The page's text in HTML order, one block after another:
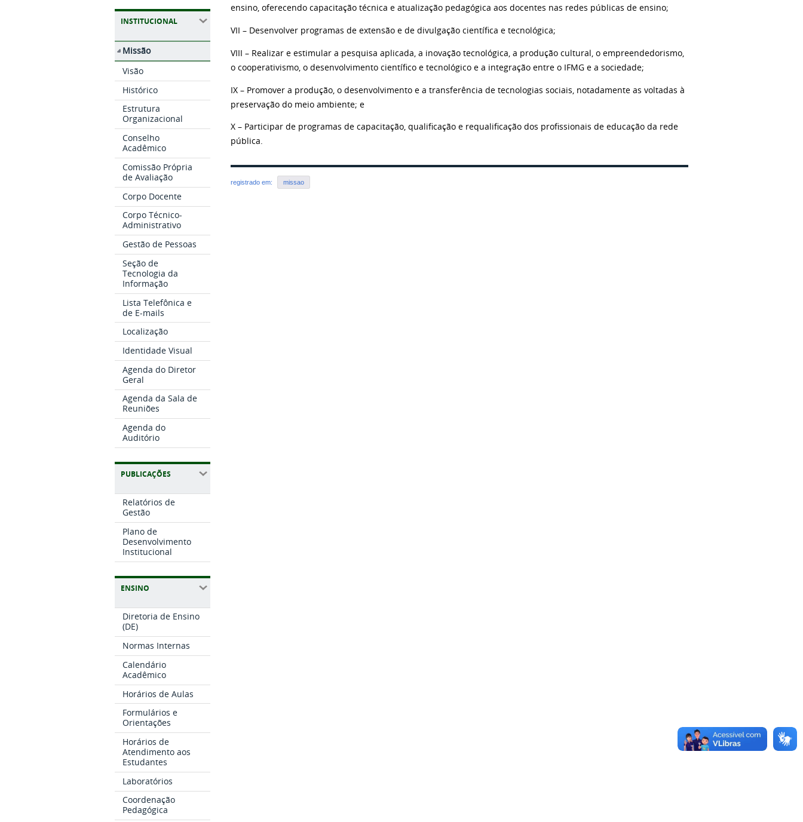
INSTITUCIONAL
Missão
Visão
Histórico
Estrutura
Organizacional
Conselho
Acadêmico
Comissão Própria
de Avaliação
Corpo Docente
Corpo Técnico-
Administrativo
Gestão de Pessoas
Seção de
Tecnologia da
Informação
Lista Telefônica e
de E-mails
Localização
Identidade Visual
Agenda do Diretor
Geral
Agenda da Sala de
Reuniões
Agenda do
Auditório
PUBLICAÇÕES
Relatórios de
Gestão
Plano de
Desenvolvimento
Institucional
ENSINO
Diretoria de Ensino
(DE)
Normas Internas
Calendário
Acadêmico
Horários de Aulas
Formulários e
Orientações
Horários de
Atendimento aos
Estudantes
Laboratórios
Coordenação
Pedagógica
ensino, oferecendo capacitação técnica e atualização pedagógica aos docentes nas redes públicas de ensino;
VII – Desenvolver programas de extensão e de divulgação científica e tecnológica;
VIII – Realizar e estimular a pesquisa aplicada, a inovação tecnológica, a produção cultural, o empreendedorismo,
o cooperativismo, o desenvolvimento científico e tecnológico e a integração entre o IFMG e a sociedade;
IX – Promover a produção, o desenvolvimento e a transferência de tecnologias sociais, notadamente as voltadas à
preservação do meio ambiente; e
X – Participar de programas de capacitação, qualificação e requalificação dos profissionais de educação da rede
pública.
registrado em: missao